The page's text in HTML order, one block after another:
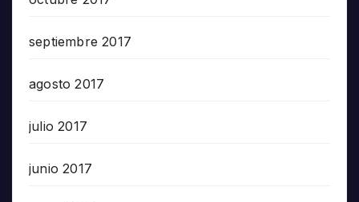
septiembre 2017
agosto 2017
julio 2017
junio 2017